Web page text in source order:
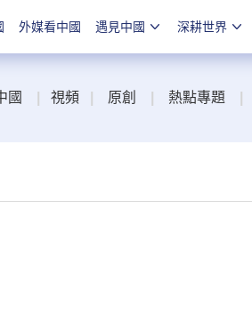
外媒看中國 遇見中國 深耕世界
國 視頻 原創 熱點專題